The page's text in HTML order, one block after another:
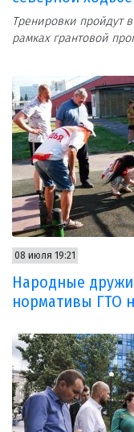
Тренировки пройдут
рамках грантовой
08 июля 19:21
Народные
нормативы ГТО